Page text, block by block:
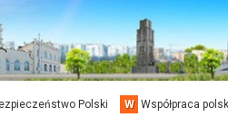
Polski W Współpraca